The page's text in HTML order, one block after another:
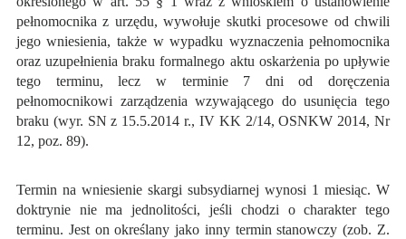
pełnomocnika z urzędu, wywołuje skutki procesowe od chwili
jego wniesienia, także w wypadku wyznaczenia pełnomocnika
oraz uzupełnienia braku formalnego aktu oskarżenia po upływie
tego terminu, lecz w terminie 7 dni od doręczenia
pełnomocnikowi zarządzenia wzywającego do usunięcia tego
braku (wyr. SN z 15.5.2014 r., IV KK 2/14, OSNKW 2014, Nr
12, poz. 89).
Termin na wniesienie skargi subsydiarnej wynosi 1 miesiąc. W
doktrynie nie ma jednolitości, jeśli chodzi o charakter tego
terminu. Jest on określany jako inny termin stanowczy (zob. Z.